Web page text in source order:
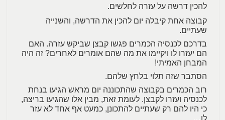
להכין דרשה על עזרה לחלשים.
קבוצה אחת קיבלה יום להכין את הדרשה, והשנייה
שעתיים.
בדרכם לכנסיה הכמרים פגשו קבצן שביקש עזרה. האם
הם יעזרו לו ויקיימו את מה שהם אומרים לאחרים? זה היה
המבחן האמיתי!
הסתבר שזה תלוי בלחץ שלהם.
רוב הכמרים בקבוצה שהתכוננה יום מראש הגיעו בנחת
לכנסיה ועזרו לקבצן. לעומת זאת, מבין אלו שהגיעו בריצה,
כי היו להם רק שעתיים להתכונן, כמעט אף אחד לא עזר
לו…